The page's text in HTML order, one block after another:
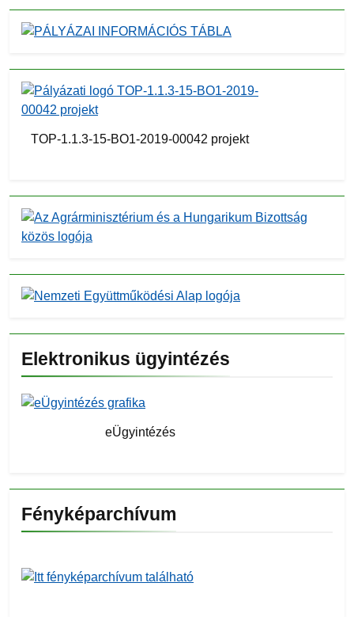
TOP-1.1.3-15-BO1-2019-00042 projekt
Elektronikus ügyintézés
eÜgyintézés
Fényképarchívum